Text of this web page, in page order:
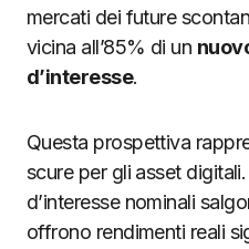
mercati dei future
vicina all’85% di un
d’interesse.
Questa prospettiva
scure per gli asset
d’interesse nominali
offrono rendimenti reali